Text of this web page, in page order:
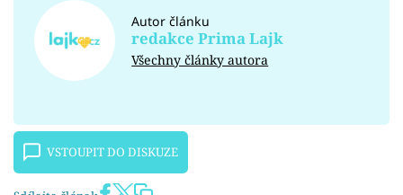
Autor článku
redakce Prima Lajk
Všechny články autora
VSTOUPIT DO DISKUZE